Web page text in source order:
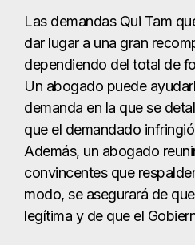
Las demandas Qui Tam
dar lugar a una gran
dependiendo del total de
Un abogado puede
demanda en la que se
que el demandado
Además, un abogado
convincentes que
modo, se asegurará de
legítima y de que el